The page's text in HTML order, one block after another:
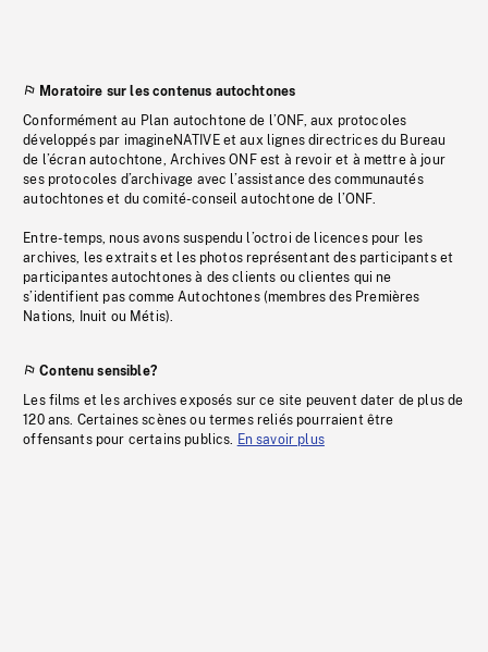
Moratoire sur les contenus autochtones
Conformément au Plan autochtone de l’ONF, aux protocoles
développés par imagineNATIVE et aux lignes directrices du Bureau
de l’écran autochtone, Archives ONF est à revoir et à mettre à jour
ses protocoles d’archivage avec l’assistance des communautés
autochtones et du comité-conseil autochtone de l’ONF.
Entre-temps, nous avons suspendu l’octroi de licences pour les
archives, les extraits et les photos représentant des participants et
participantes autochtones à des clients ou clientes qui ne
s’identifient pas comme Autochtones (membres des Premières
Nations, Inuit ou Métis).
Contenu sensible?
Les films et les archives exposés sur ce site peuvent dater de plus de
120 ans. Certaines scènes ou termes reliés pourraient être
offensants pour certains publics. En savoir plus